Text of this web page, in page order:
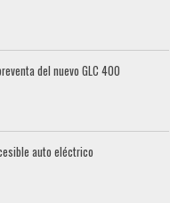
del nuevo GLC 400
auto eléctrico